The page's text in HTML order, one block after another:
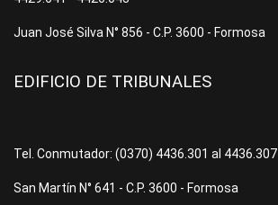
Juan José Silva N° 856 - C.P. 3600 - Formosa
EDIFICIO DE TRIBUNALES
Tel. Conmutador: (0370) 4436.301 al 4436.307
San Martín N° 641 - C.P. 3600 - Formosa